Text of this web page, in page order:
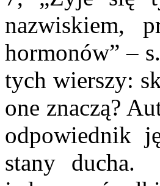
nazwiskiem,
hormonów” –
tych wierszy:
one znaczą?
odpowiednik
stany ducha.